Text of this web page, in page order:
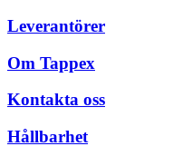
Leverantörer
Om Tappex
Kontakta oss
Hållbarhet